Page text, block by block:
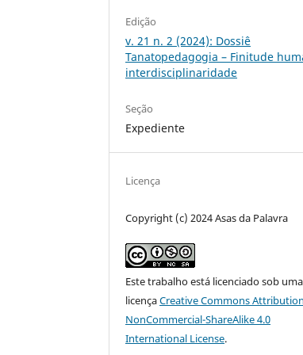
Edição
v. 21 n. 2 (2024): Dossiê
Tanatopedagogia – Finitude
interdisciplinaridade
Seção
Expediente
Licença
Copyright (c) 2024 Asas da Palavra
Este trabalho está licenciado sob uma
licençaCreative Commons
NonCommercial-ShareAlike 4.0
International License.